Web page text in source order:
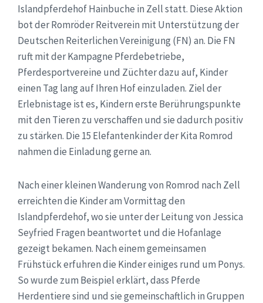
Islandpferdehof Hainbuche in Zell statt. Diese Aktion
bot der Romröder Reitverein mit Unterstützung der
Deutschen Reiterlichen Vereinigung (FN) an. Die FN
ruft mit der Kampagne Pferdebetriebe,
Pferdesportvereine und Züchter dazu auf, Kinder
einen Tag lang auf Ihren Hof einzuladen. Ziel der
Erlebnistage ist es, Kindern erste Berührungspunkte
mit den Tieren zu verschaffen und sie dadurch positiv
zu stärken. Die 15 Elefantenkinder der Kita Romrod
nahmen die Einladung gerne an.
Nach einer kleinen Wanderung von Romrod nach Zell
erreichten die Kinder am Vormittag den
Islandpferdehof, wo sie unter der Leitung von Jessica
Seyfried Fragen beantwortet und die Hofanlage
gezeigt bekamen. Nach einem gemeinsamen
Frühstück erfuhren die Kinder einiges rund um Ponys.
So wurde zum Beispiel erklärt, dass Pferde
Herdentiere sind und sie gemeinschaftlich in Gruppen